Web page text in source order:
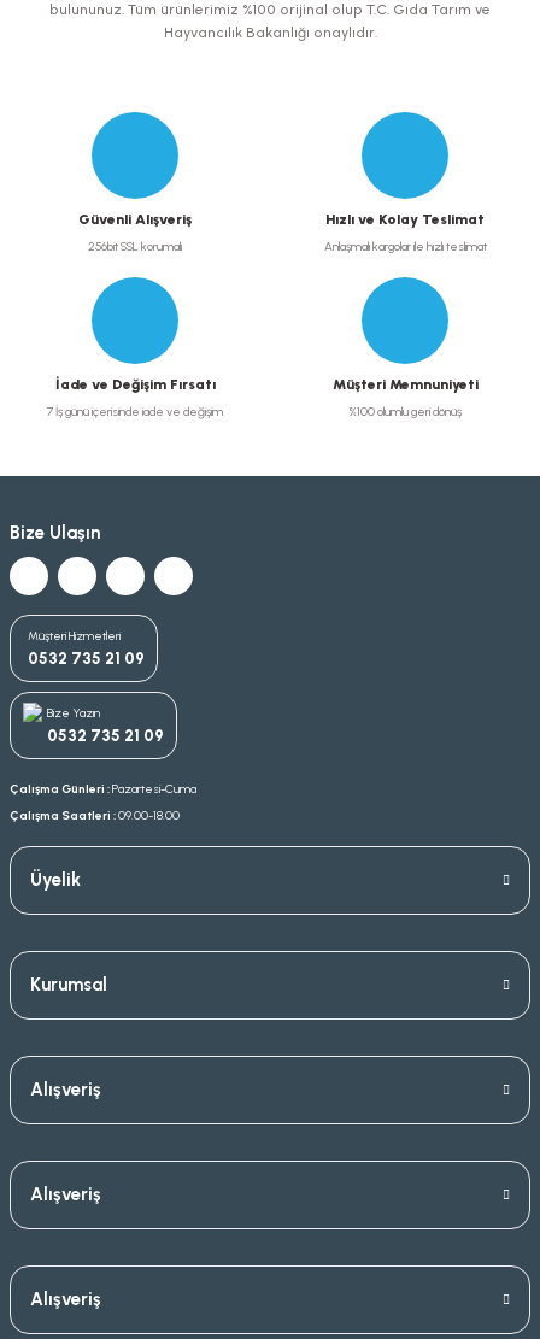
bulununuz. Tüm ürünlerimiz %100 orijinal olup T.C. Gıda Tarım ve
Hayvancılık Bakanlığı onaylıdır.
Güvenli Alışveriş
256bit SSL korumalı
Hızlı ve Kolay Teslimat
Anlaşmalı kargolar ile hızlı teslimat
İade ve Değişim Fırsatı
7 İş günü içerisinde iade ve değişim
Müşteri Memnuniyeti
%100 olumlu geri dönüş
Bize Ulaşın
Müşteri Hizmetleri
0532 735 21 09
Bize Yazın
0532 735 21 09
Çalışma Günleri :Pazartesi-Cuma
Çalışma Saatleri :09.00-18.00
Üyelik
Kurumsal
Alışveriş
Alışveriş
Alışveriş